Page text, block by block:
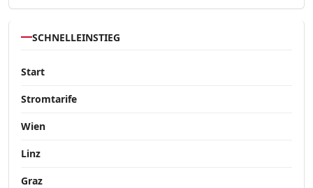
SCHNELLEINSTIEG
Start
Stromtarife
Wien
Linz
Graz